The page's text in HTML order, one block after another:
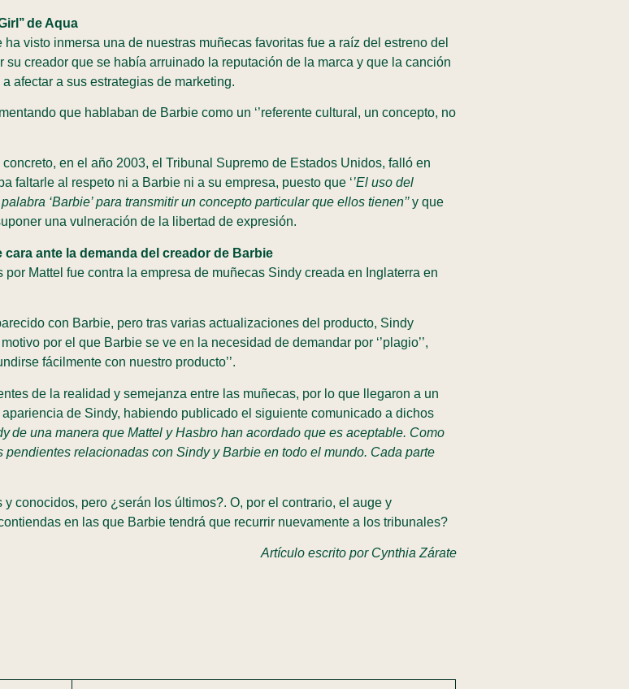
de Aqua
visto inmersa una de nuestras muñecas favoritas fue a raíz del estreno del
su creador que se había arruinado la reputación de la marca y que la canción
afectar a sus estrategias de marketing.
que hablaban de Barbie como un ‘’referente cultural, un concepto, no
en el año 2003, el Tribunal Supremo de Estados Unidos, falló en
faltarle al respeto ni a Barbie ni a su empresa, puesto que ‘’El uso del
‘Barbie’ para transmitir un concepto particular que ellos tienen’’y que
una vulneración de la libertad de expresión.
ante la demanda del creador de Barbie
Mattel fue contra la empresa de muñecas Sindy creada en Inglaterra en
con Barbie, pero tras varias actualizaciones del producto, Sindy
por el que Barbie se ve en la necesidad de demandar por ‘’plagio’’,
fácilmente con nuestro producto’’.
de la realidad y semejanza entre las muñecas, por lo que llegaron a un
de Sindy, habiendo publicado el siguiente comunicado a dichos
de una manera que Mattel y Hasbro han acordado que es aceptable. Como
relacionadas con Sindy y Barbie en todo el mundo. Cada parte
conocidos, pero ¿serán los últimos?. O, por el contrario, el auge y
en las que Barbie tendrá que recurrir nuevamente a los tribunales?
Artículo escrito por Cynthia Zárate